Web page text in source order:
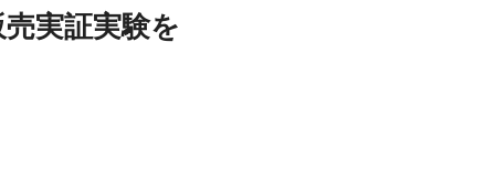
実証実験を